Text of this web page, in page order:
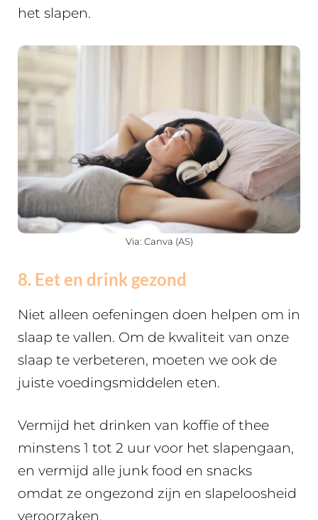
het slapen.
Via: Canva (AS)
8. Eet en drink gezond
Niet alleen oefeningen doen helpen om in
slaap te vallen. Om de kwaliteit van onze
slaap te verbeteren, moeten we ook de
juiste voedingsmiddelen eten.
Vermijd het drinken van koffie of thee
minstens 1 tot 2 uur voor het slapengaan,
en vermijd alle junk food en snacks
omdat ze ongezond zijn en slapeloosheid
veroorzaken.